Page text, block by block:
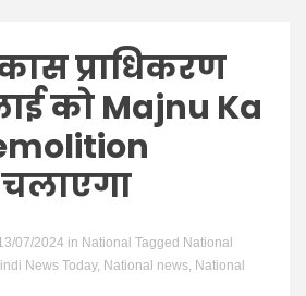
प्राधिकरण
को Majnu Ka
07/2024 in National Tagged National
News Today, National news, National